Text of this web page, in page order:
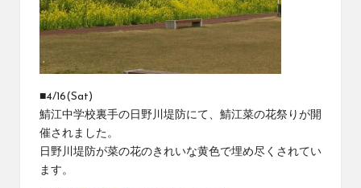
■4/16(Sat)
鯖江中学校裏手の日野川堤防にて、鯖江菜の花祭りが開
催されました。
日野川堤防が菜の花のきれいな黄色で埋め尽くされてい
ます。